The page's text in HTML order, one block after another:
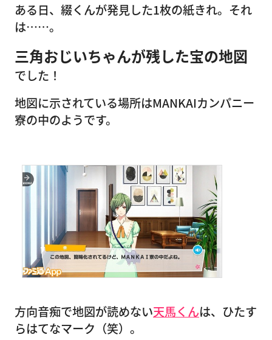
ある日、綴くんが発見した1枚の紙きれ。それ
は……。
三角おじいちゃんが残した宝の地図
でした！
地図に示されている場所はMANKAIカンパニー
寮の中のようです。
方向音痴で地図が読めない天馬くんは、ひたす
らはてなマーク（笑）。